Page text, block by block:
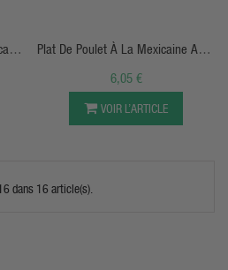
Plat De Poulet À La Mexicaine Avec
Du Riz - 420g - Ostrovit® Nutrition
6,05 €
VOIR L’ARTICLE
dans 16 article(s).